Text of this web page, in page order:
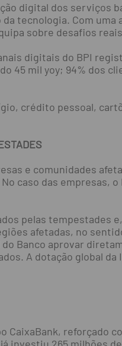
digital dos serviços
tecnologia. Com
sobre desafios
digitais do BPI
45 mil yoy; 94% dos
crédito pessoal,
e comunidades
caso das empresas,
pelas tempestades
afetadas, no
Banco aprovar
A dotação global
reforçado